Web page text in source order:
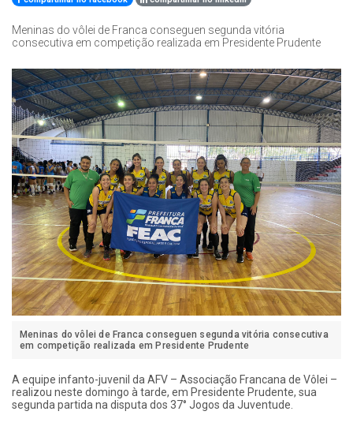
Meninas do vôlei de Franca conseguen segunda vitória
consecutiva em competição realizada em Presidente Prudente
Meninas do vôlei de Franca conseguen segunda vitória consecutiva
em competição realizada em Presidente Prudente
A equipe infanto-juvenil da AFV – Associação Francana de Vôlei –
realizou neste domingo à tarde, em Presidente Prudente, sua
segunda partida na disputa dos 37° Jogos da Juventude.